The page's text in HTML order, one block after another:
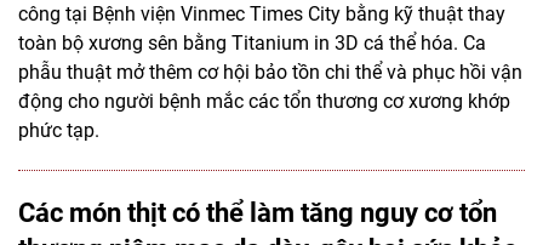
công tại Bệnh viện Vinmec Times City bằng kỹ thuật thay
toàn bộ xương sên bằng Titanium in 3D cá thể hóa. Ca
phẫu thuật mở thêm cơ hội bảo tồn chi thể và phục hồi vận
động cho người bệnh mắc các tổn thương cơ xương khớp
phức tạp.
Các món thịt có thể làm tăng nguy cơ tổn